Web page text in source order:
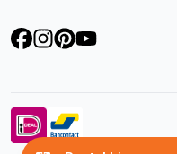
facebookinstagram
pinterest
youtube